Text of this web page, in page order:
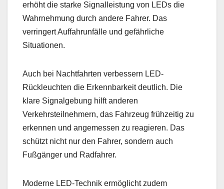
erhöht die starke Signalleistung von LEDs die
Wahrnehmung durch andere Fahrer. Das
verringert Auffahrunfälle und gefährliche
Situationen.
Auch bei Nachtfahrten verbessern LED-
Rückleuchten die Erkennbarkeit deutlich. Die
klare Signalgebung hilft anderen
Verkehrsteilnehmern, das Fahrzeug frühzeitig zu
erkennen und angemessen zu reagieren. Das
schützt nicht nur den Fahrer, sondern auch
Fußgänger und Radfahrer.
Moderne LED-Technik ermöglicht zudem